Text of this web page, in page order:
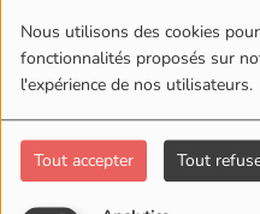
Nous utilisons des cookies
fonctionnalités proposés sur
l'expérience de nos utilisateurs.
Tout accepter Tout